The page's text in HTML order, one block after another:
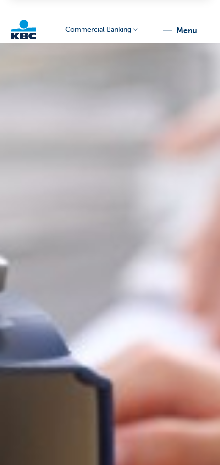
Commercial Banking menu